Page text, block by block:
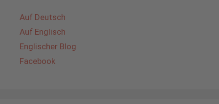
Auf Deutsch
Auf Englisch
Englischer Blog
Facebook